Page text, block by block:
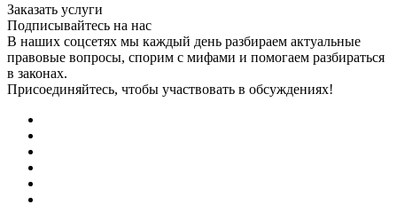
Заказать услуги
Подписывайтесь на нас
В наших соцсетях мы каждый день разбираем актуальные
правовые вопросы, спорим с мифами и помогаем разбираться
в законах.
Присоединяйтесь, чтобы участвовать в обсуждениях!